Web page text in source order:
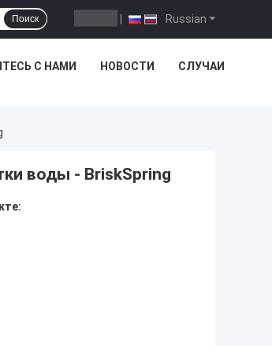
Russian
|
Поиск
С НАМИ НОВОСТИ СЛУЧАИ
воды - BriskSpring